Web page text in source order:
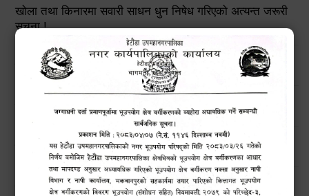
खोला तथा किनारमा सवारी साधन धुन निषेध गरिएको अत्यन्त जरूरी
सूचना !
हेटौंडा उपमहानगरपालिकाको विपद् व्यवस्थापनरणनीतिक कार्ययोजना
उच्च सतर्कताको लागि अनुरोध
मनसुनजन्य विपद्‍बाट सतर्कता अपनाउने सम्बन्धी जरुरी सूचना !!
बिन प्रयोगकर्ताहरुको लागि तालिम कार्यक्रम सम्बन्धी सार्वजनिक